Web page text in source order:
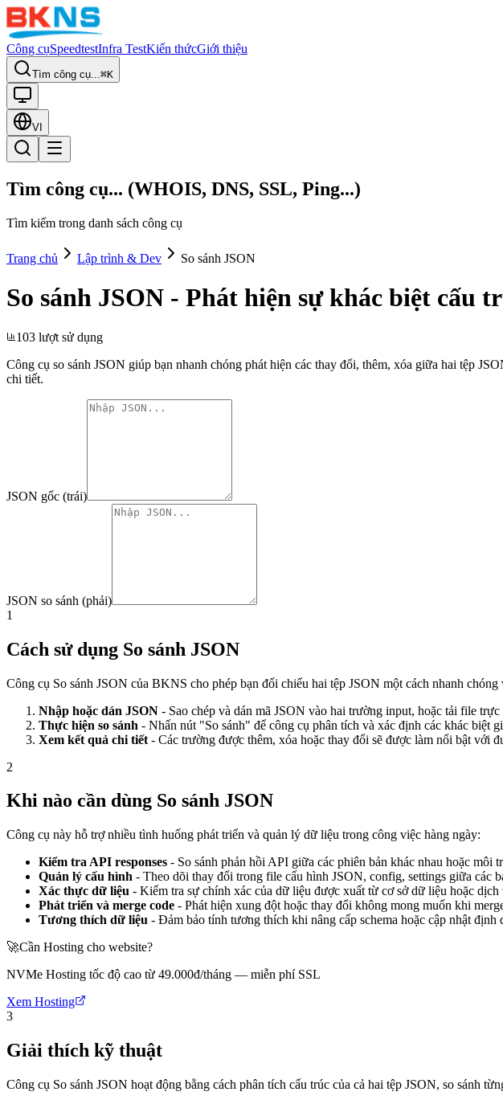
Công cụSpeedtestInfra TestKiến thứcGiới thiệu
Tìm công cụ...⌘K
VI
Tìm công cụ... (WHOIS, DNS, SSL, Ping...)
Tìm kiếm trong danh sách công cụ
Trang chủ Lập trình & Dev So sánh JSON
So sánh JSON - Phát hiện sự khác biệt cấu
103 lượt sử dụng
Công cụ so sánh JSON giúp bạn nhanh chóng phát hiện các thay đổi, thêm, xóa giữa hai tệp
chi tiết.
JSON gốc (trái)
JSON so sánh (phải)
1
Cách sử dụng So sánh JSON
Công cụ So sánh JSON của BKNS cho phép bạn đối chiếu hai tệp JSON một cách nhanh
Nhập hoặc dán JSON - Sao chép và dán mã JSON vào hai trường input, hoặc tải file
Thực hiện so sánh - Nhấn nút "So sánh" để công cụ phân tích và xác định các khác biệt
Xem kết quả chi tiết - Các trường được thêm, xóa hoặc thay đổi sẽ được làm nổi bật với
2
Khi nào cần dùng So sánh JSON
Công cụ này hỗ trợ nhiều tình huống phát triển và quản lý dữ liệu trong công việc hàng ngày:
Kiểm tra API responses - So sánh phản hồi API giữa các phiên bản khác nhau hoặc môi
Quản lý cấu hình - Theo dõi thay đổi trong file cấu hình JSON, config, settings giữa các
Xác thực dữ liệu - Kiểm tra sự chính xác của dữ liệu được xuất từ cơ sở dữ liệu hoặc dịch
Phát triển và merge code - Phát hiện xung đột hoặc thay đổi không mong muốn khi
Tương thích dữ liệu - Đảm bảo tính tương thích khi nâng cấp schema hoặc cập nhật định
🚀Cần Hosting cho website?
NVMe Hosting tốc độ cao từ 49.000đ/tháng — miễn phí SSL
Xem Hosting
3
Giải thích kỹ thuật
Công cụ So sánh JSON hoạt động bằng cách phân tích cấu trúc của cả hai tệp JSON, so sánh